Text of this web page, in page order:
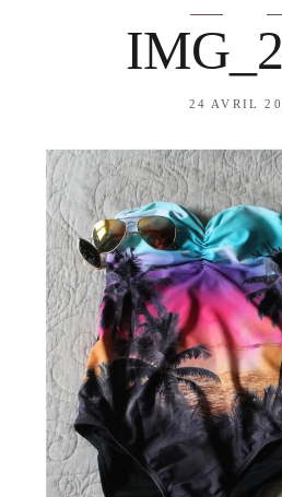
24 AVRIL